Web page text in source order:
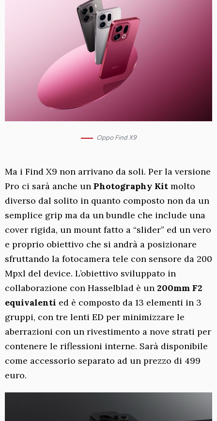
Oppo Find X9
Ma i Find X9 non arrivano da soli. Per la versione
Pro ci sarà anche un Photography Kit molto
diverso dal solito in quanto composto non da un
semplice grip ma da un bundle che include una
cover rigida, un mount fatto a “slider” ed un vero
e proprio obiettivo che si andrà a posizionare
sfruttando la fotocamera tele con sensore da 200
Mpxl del device. L’obiettivo sviluppato in
collaborazione con Hasselblad è un 200mm F2
equivalenti ed è composto da 13 elementi in 3
gruppi, con tre lenti ED per minimizzare le
aberrazioni con un rivestimento a nove strati per
contenere le riflessioni interne. Sarà disponibile
come accessorio separato ad un prezzo di 499
euro.